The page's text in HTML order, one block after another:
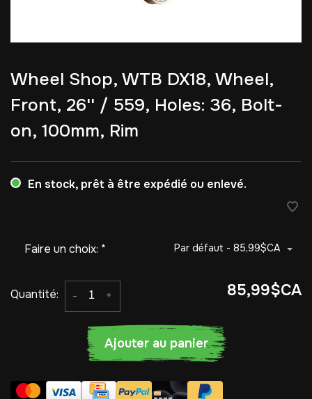
Wheel Shop, WTB DX18, Wheel,
Front, 26'' / 559, Holes: 36, Bolt-
on, 100mm, Rim
En stock, prêt à être expédié ou enlevé.
Faire un choix: * Par défaut - 85,99$CA
Quantité: +
- 85,99$CA
Ajouter au panier